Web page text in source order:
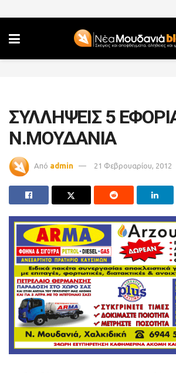
ΣΥΛΛΗΨΕΙΣ 5
Ν.ΜΟΥΔΑΝΙΑ
Από admin 21 Φεβρουαρίου, 2012